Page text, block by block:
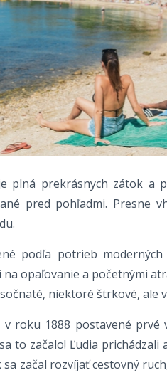
plná prekrásnych zátok a
pred pohľadmi. Presne
podľa potrieb
opaľovanie a početnými
niektoré štrkové, ale
roku 1888 postavené prvé
to začalo! Ľudia prichádzali
sa začal rozvíjať cestovný